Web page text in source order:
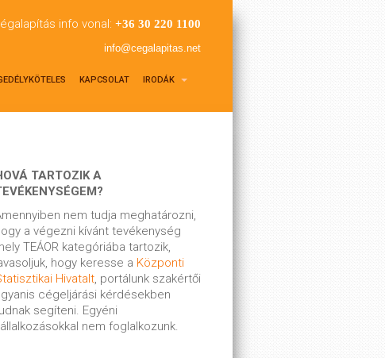
info vonal: +36 30 220 1100
info@cegalapitas.net
KAPCSOLAT IRODÁK
TARTOZIK A
nem tudja meghatározni,
a végezni kívánt tevékenység
TEÁOR kategóriába tartozik,
hogy keresse a Központi
Hivatalt, portálunk szakértői
cégeljárási kérdésekben
segíteni. Egyéni
nem foglalkozunk.